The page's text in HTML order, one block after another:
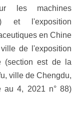
les machines
et l'exposition
en Chine
de l'exposition
(section est de la
ville de Chengdu,
au 4, 2021 n° 88)